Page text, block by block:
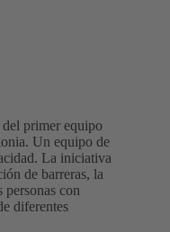
primer equipo
Un equipo de
La iniciativa
de barreras, la
personas con
diferentes